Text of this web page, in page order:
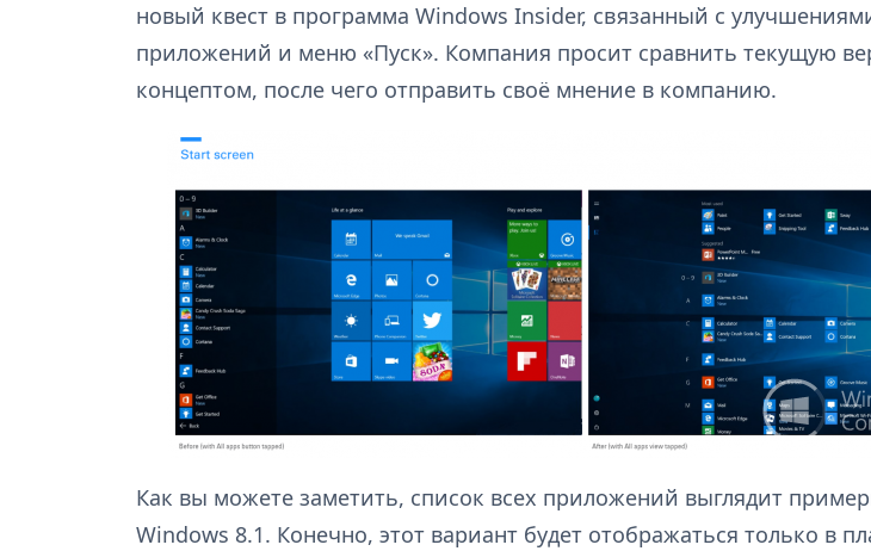
новый квест в программа Windows Insider, связанный с
приложений и меню «Пуск». Компания просит сравнить текущую
концептом, после чего отправить своё мнение в компанию.
Как вы можете заметить, список всех приложений выглядит
Windows 8.1. Конечно, этот вариант будет отображаться только в